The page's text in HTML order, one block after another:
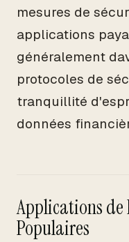
mesures de
applications
généralement
protocoles de
tranquillité
données
Applications de
Populaires